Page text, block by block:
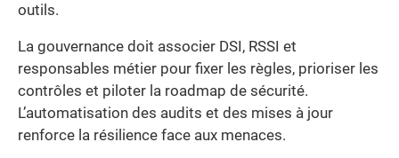
outils.
La gouvernance doit associer DSI, RSSI et
responsables métier pour fixer les règles, prioriser les
contrôles et piloter la roadmap de sécurité.
L’automatisation des audits et des mises à jour
renforce la résilience face aux menaces.